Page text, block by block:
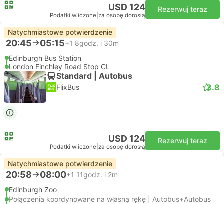
USD 124
Podatki wliczone za osobę dorosłą
Rezerwuj teraz
Natychmiastowe potwierdzenie
20:45 05:15+1 8godz. i 30m
Edinburgh Bus Station
London Finchley Road Stop CL
Standard | Autobus
FlixBus 3.8
USD 124
Podatki wliczone za osobę dorosłą
Rezerwuj teraz
Natychmiastowe potwierdzenie
20:58 08:00+1 11godz. i 2m
Edinburgh Zoo
Połączenia koordynowane na własną rękę | Autobus+Autobus